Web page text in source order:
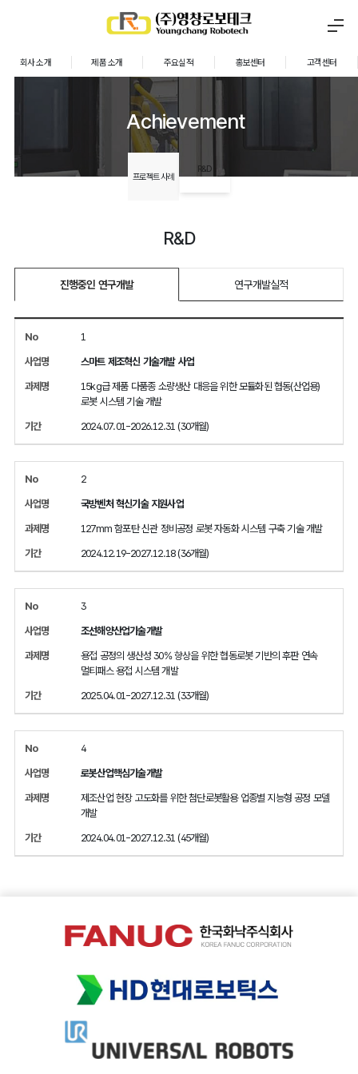
회사 소개 제품 소개 주요실적 홍보센터 고객센터
Achievement
프로젝트 사례
R&D
R&D
진행중인 연구개발 연구개발실적
1
스마트 제조혁신 기술개발 사업
15kg급 제품 다품종 소량생산 대응을 위한 모듈화된 협동(산업용)
로봇 시스템 기술 개발
2024.07.01-2026.12.31 (30개월)
2
국방벤처 혁신기술 지원사업
127mm 함포탄 신관 정비공정 로봇 자동화 시스템 구축 기술 개발
2024.12.19-2027.12.18 (36개월)
3
조선해양산업기술개발
용접 공정의 생산성 30% 향상을 위한 협동로봇 기반의 후판 연속
멀티패스 용접 시스템 개발
2025.04.01-2027.12.31 (33개월)
4
로봇산업핵심기술개발
제조산업 현장 고도화를 위한 첨단로봇활용 업종별 지능형 공정 모델
개발
2024.04.01-2027.12.31 (45개월)